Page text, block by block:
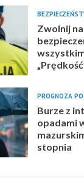
Zwolnij
PROGNOZA
Burze z
opadami
stopnia